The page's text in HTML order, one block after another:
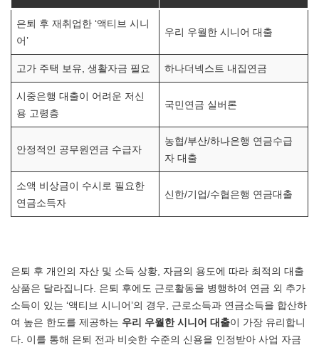
은퇴 후 재취업한 ‘액티브 시니
어’
우리 우월한 시니어 대출
고가 주택 보유, 생활자금 필요 하나더넥스트 내집연금
시중은행 대출이 어려운 저신
용 고령층
국민연금 실버론
안정적인 공무원연금 수급자
농협/부산/하나은행 연금수급
자 대출
소액 비상금이 수시로 필요한
연금소득자
신한/기업/수협은행 연금대출
은퇴 후 개인의 자산 및 소득 상황, 자금의 용도에 따라 최적의 대출
상품은 달라집니다. 은퇴 후에도 근로활동을 병행하여 연금 외 추가
소득이 있는 ‘액티브 시니어’의 경우, 근로소득과 연금소득을 합산하
여 높은 한도를 제공하는 우리 우월한 시니어 대출이 가장 유리합니
다. 이를 통해 은퇴 전과 비슷한 수준의 신용을 인정받아 사업 자금